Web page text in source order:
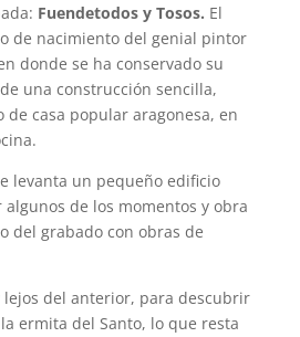
Fuendetodos y Tosos. El
de nacimiento del genial pintor
donde se ha conservado su
una construcción sencilla,
casa popular aragonesa, en
levanta un pequeño edificio
de los momentos y obra
del grabado con obras de
lejos del anterior, para descubrir
ermita del Santo, lo que resta